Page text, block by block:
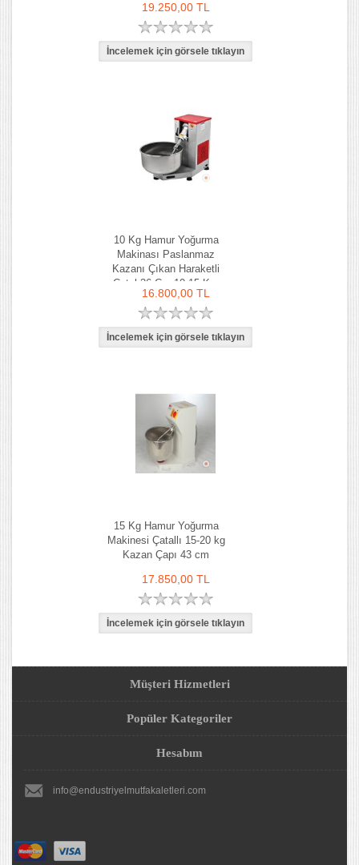
19.250,00 TL
10 Kg Hamur Yoğurma
Makinası Paslanmaz
Kazanı Çıkan Haraketli
Çatal 36 Cm 10-15 Kg-
Ozay Makina
16.800,00 TL
15 Kg Hamur Yoğurma
Makinesi Çatallı 15-20 kg
Kazan Çapı 43 cm
17.850,00 TL
Müşteri Hizmetleri
Popüler Kategoriler
Hesabım
info@endustriyelmutfakaletleri.com